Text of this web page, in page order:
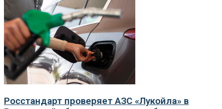
Росстандарт проверяет АЗС «Лукойла» в